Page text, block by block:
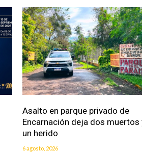
Asalto en parque privado de
Encarnación deja dos muertos
un herido
6 agosto, 2026